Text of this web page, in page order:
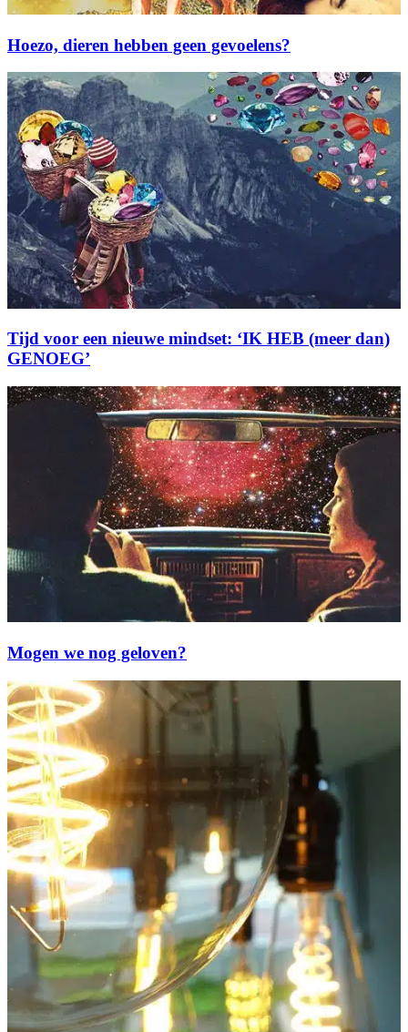
Hoezo, dieren hebben geen gevoelens?
Tijd voor een nieuwe mindset: ‘IK HEB (meer dan)
GENOEG’
Mogen we nog geloven?